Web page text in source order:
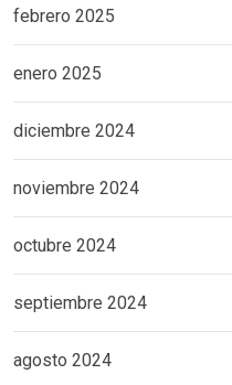
febrero 2025
enero 2025
diciembre 2024
noviembre 2024
octubre 2024
septiembre 2024
agosto 2024